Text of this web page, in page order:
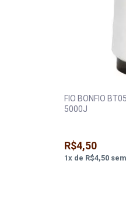
FIO BONFIO
5000J
R$4,50
1xde R$4,50